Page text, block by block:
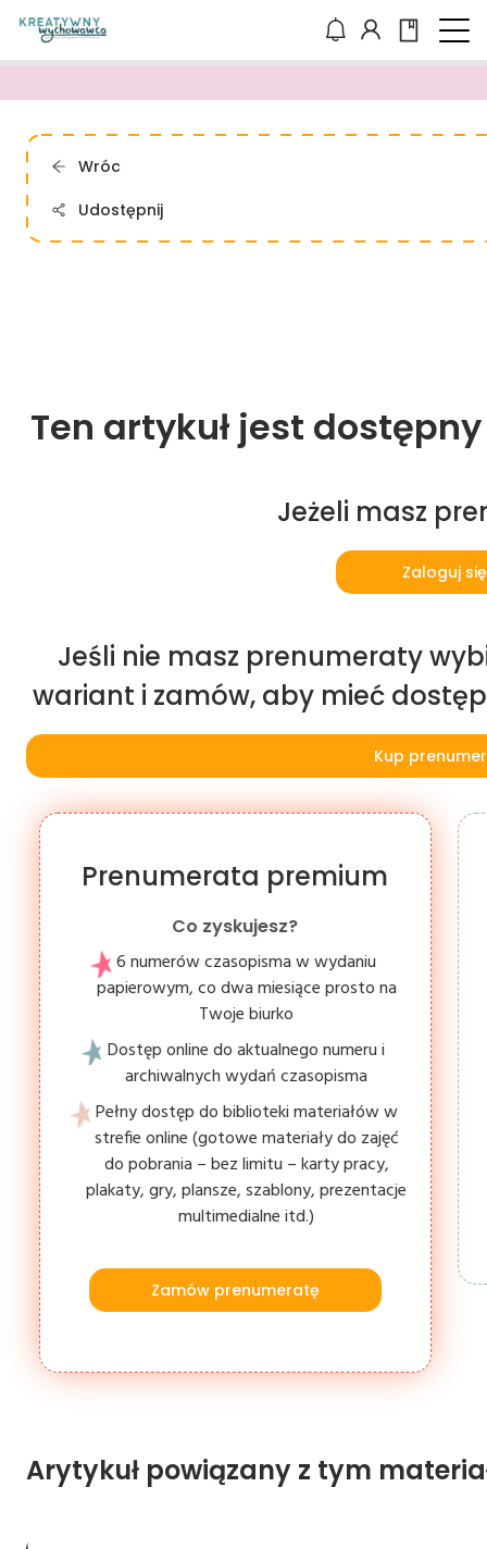
Wróc
Udostępnij
Ten artykuł jest
Jeżeli masz
Zaloguj się
Jeśli nie masz prenumeraty
wariant i zamów, aby mieć
Kup
Prenumerata premium
Co zyskujesz?
6 numerów czasopisma w wydaniu
papierowym, co dwa miesiące prosto na
Twoje biurko
Dostęp online do aktualnego numeru i
archiwalnych wydań czasopisma
Pełny dostęp do biblioteki materiałów w
strefie online (gotowe materiały do zajęć
do pobrania – bez limitu – karty pracy,
plakaty, gry, plansze, szablony, prezentacje
multimedialne itd.)
Zamów prenumeratę
Arytykuł powiązany z tym